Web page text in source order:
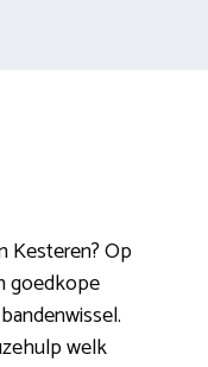
Kesteren? Op
goedkope
welk